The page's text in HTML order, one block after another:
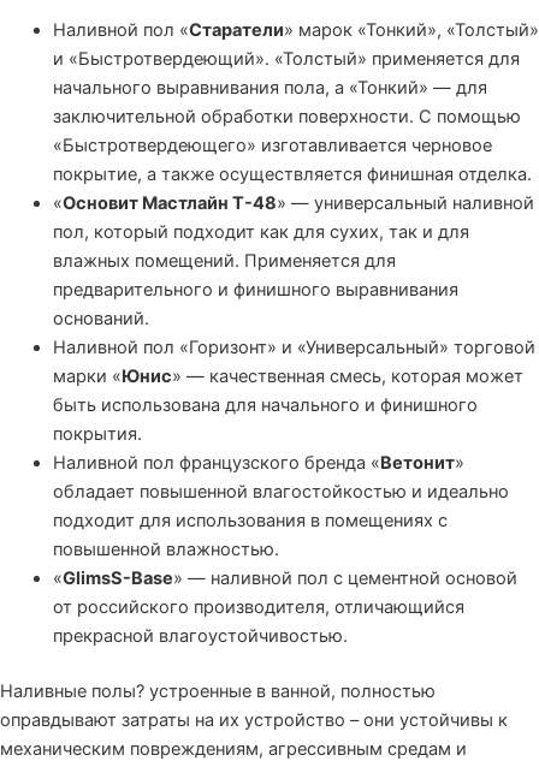
Наливной пол «Старатели» марок «Тонкий», «Толстый»
и «Быстротвердеющий». «Толстый» применяется для
начального выравнивания пола, а «Тонкий» — для
заключительной обработки поверхности. С помощью
«Быстротвердеющего» изготавливается черновое
покрытие, а также осуществляется финишная отделка.
«Основит Мастлайн Т-48» — универсальный наливной
пол, который подходит как для сухих, так и для
влажных помещений. Применяется для
предварительного и финишного выравнивания
оснований.
Наливной пол «Горизонт» и «Универсальный» торговой
марки «Юнис» — качественная смесь, которая может
быть использована для начального и финишного
покрытия.
Наливной пол французского бренда «Ветонит»
обладает повышенной влагостойкостью и идеально
подходит для использования в помещениях с
повышенной влажностью.
«GlimsS-Base» — наливной пол с цементной основой
от российского производителя, отличающийся
прекрасной влагоустойчивостью.
Наливные полы? устроенные в ванной, полностью
оправдывают затраты на их устройство – они устойчивы к
механическим повреждениям, агрессивным средам и